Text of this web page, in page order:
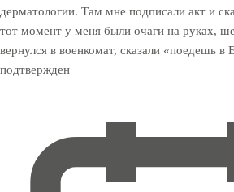
дерматологии. Там мне подписали акт и
тот момент у меня были очаги на руках,
вернулся в военкомат, сказали «поедешь в
подтвержден